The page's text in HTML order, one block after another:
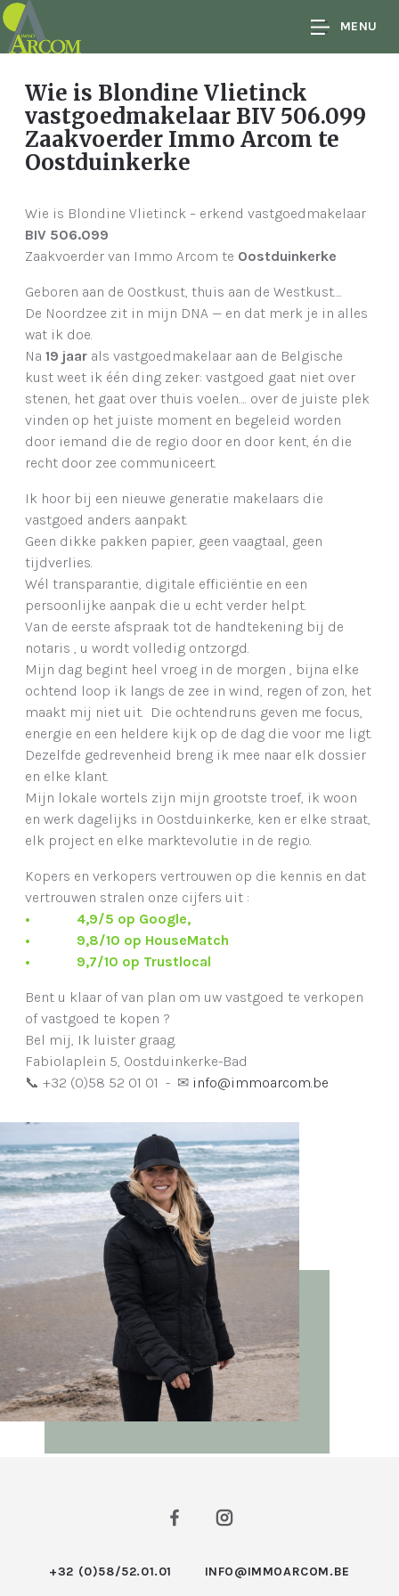
MENU
Wie is Blondine Vlietinck
vastgoedmakelaar BIV 506.099
Zaakvoerder Immo Arcom te
Oostduinkerke
Wie is Blondine Vlietinck – erkend vastgoedmakelaar
BIV 506.099
Zaakvoerder van Immo Arcom te Oostduinkerke
Geboren aan de Oostkust, thuis aan de Westkust….
De Noordzee zit in mijn DNA — en dat merk je in alles
wat ik doe.
Na 19 jaar als vastgoedmakelaar aan de Belgische
kust weet ik één ding zeker: vastgoed gaat niet over
stenen, het gaat over thuis voelen…. over de juiste plek
vinden op het juiste moment en begeleid worden
door iemand die de regio door en door kent, én die
recht door zee communiceert.
Ik hoor bij een nieuwe generatie makelaars die
vastgoed anders aanpakt.
Geen dikke pakken papier, geen vaagtaal, geen
tijdverlies.
Wél transparantie, digitale efficiëntie en een
persoonlijke aanpak die u echt verder helpt.
Van de eerste afspraak tot de handtekening bij de
notaris , u wordt volledig ontzorgd.
Mijn dag begint heel vroeg in de morgen , bijna elke
ochtend loop ik langs de zee in wind, regen of zon, het
maakt mij niet uit. Die ochtendruns geven me focus,
energie en een heldere kijk op de dag die voor me ligt.
Dezelfde gedrevenheid breng ik mee naar elk dossier
en elke klant.
Mijn lokale wortels zijn mijn grootste troef, ik woon
en werk dagelijks in Oostduinkerke, ken er elke straat,
elk project en elke marktevolutie in de regio.
Kopers en verkopers vertrouwen op die kennis en dat
vertrouwen stralen onze cijfers uit :
• 4,9/5 op Google,
• 9,8/10 op HouseMatch
• 9,7/10 op Trustlocal
Bent u klaar of van plan om uw vastgoed te verkopen
of vastgoed te kopen ?
Bel mij, Ik luister graag.
Fabiolaplein 5, Oostduinkerke-Bad
📞 +32 (0)58 52 01 01 - ✉ info@immoarcom.be
+32 (0)58/52.01.01 INFO@IMMOARCOM.BE